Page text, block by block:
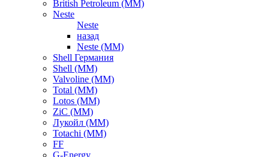
British Petroleum (ММ)
Neste
Neste
назад
Neste (ММ)
Shell Германия
Shell (ММ)
Valvoline (ММ)
Total (ММ)
Lotos (ММ)
ZiC (ММ)
Лукойл (ММ)
Totachi (MM)
FF
G-Energy